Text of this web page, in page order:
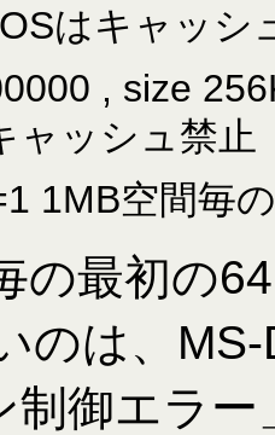
はキャッシ
, size
ャッシュ禁止
1MB空間毎
の最初の
のは、
制御エラ